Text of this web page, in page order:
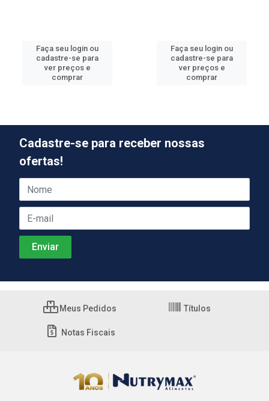
Faça seu login ou
cadastre-se para
ver preços e
comprar
Faça seu login ou
cadastre-se para
ver preços e
comprar
Cadastre-se para receber nossas
ofertas!
Meus Pedidos Títulos
Notas Fiscais